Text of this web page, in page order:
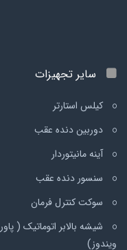
سایر تجهیزات
کیلس استارتر
دوربین دنده عقب
آینه مانیتوردار
سنسور دنده عقب
سوکت کنترل فرمان
شیشه بالابر اتوماتیک ( پاور
ویندوز)